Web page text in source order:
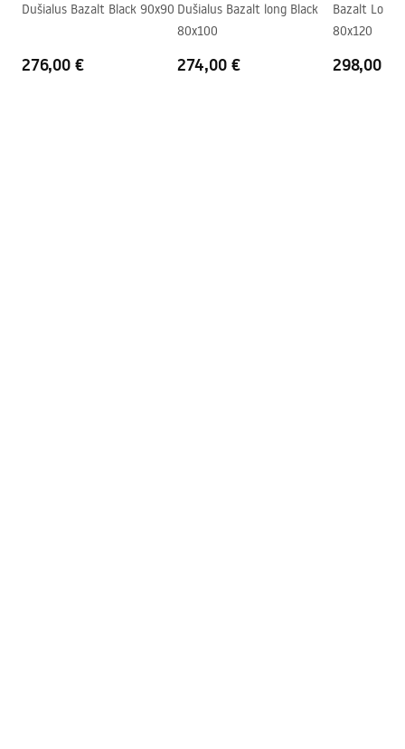
Garantii
24 kuud
Dušialus Bazalt Black 90x90
276,00 €
Dušialus Bazalt long Black
80x100
274,00 €
Bazalt Long
80x120
298,00 €